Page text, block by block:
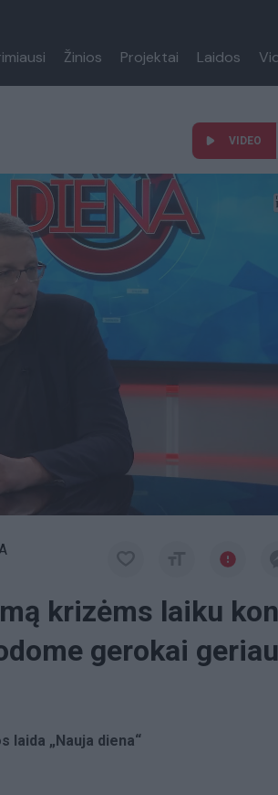
Žinios Projektai Laidos
VIDEO
krizėms laiku
gerokai
laida „Nauja diena“